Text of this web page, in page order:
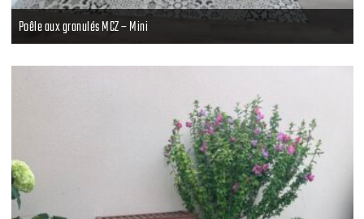
Poêle aux granulés MCZ – Mini